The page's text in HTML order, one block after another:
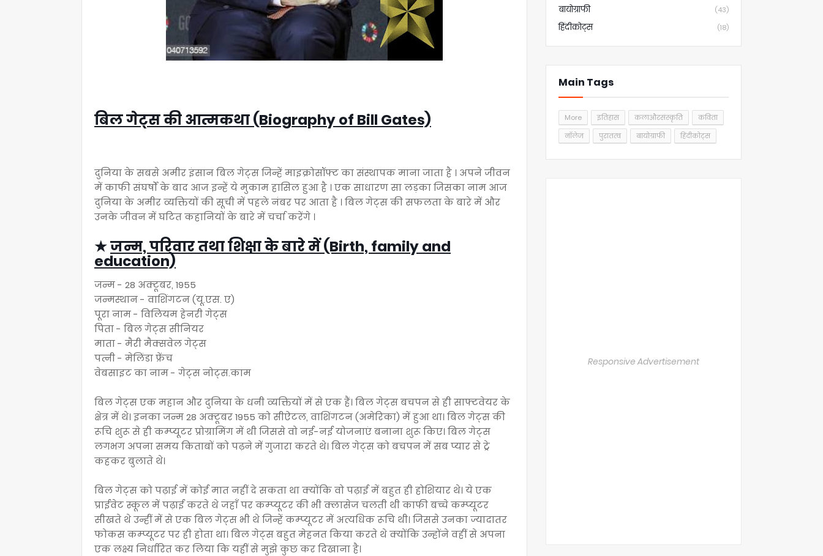
बिल गेट्स की आत्मकथा (Biography of Bill Gates)
दुनिया के सबसे अमीर इंसान बिल गेट्स जिन्हें माइक्रोसॉफ्ट का संस्थापक माना जाता है । अपने जीवन
में काफी संघर्षों के बाद आज इन्हें ये मुकाम हासिल हुआ है । एक साधारण सा लड़का जिसका नाम आज
दुनिया के अमीर व्यक्तियों की सूची में पहले नंबर पर आता है । बिल गेट्स की सफलता के बारे में और
उनके जीवन में घटित कहानियों के बारे में चर्चा करेंगे ।
★जन्म, परिवार तथा शिक्षा के बारे में (Birth, family and
education)
जन्म - 28 अक्टूबर, 1955
जन्मस्थान - वाशिंगटन (यू.एस. ए)
पूरा नाम - विलियम हेनरी गेट्स
पिता - बिल गेट्स सीनियर
माता - मैरी मैक्सवेल गेट्स
पत्नी - मेलिंडा फ्रेंच
वेबसाइट का नाम - गेट्स नोट्स.काम
बिल गेट्स एक महान और दुनिया के धनी व्यक्तियों में से एक हैं। बिल गेट्स बचपन से ही साफ्टवेयर के
क्षेत्र में थे। इनका जन्म 28 अक्टूबर 1955 को सीऐटल, वाशिंगटन (अमेरिका) में हुआ था। बिल गेट्स की
रूचि शुरू से ही कम्प्यूटर प्रोग्रामिंग में थी जिससे वो नई-नई योजनाएं बनाना शुरू किए। बिल गेट्स
लगभग अपना समय किताबों को पढ़ने में गुजारा करते थे। बिल गेट्स को बचपन में सब प्यार से ट्रे
कहकर बुलाते थे।
बिल गेट्स को पढ़ाई में कोई मात नहीं दे सकता था क्योंकि वो पढ़ाई में बहुत ही होशियार थे। ये एक
प्राईवेट स्कूल में पढ़ाई करते थे जहाँ पर कम्प्यूटर की भी क्लासेज चलती थी काफी बच्चे कम्प्यूटर
सीखते थे उन्हीं में से एक बिल गेट्स भी थे जिन्हें कम्प्यूटर में अत्यधिक रूचि थी। जिससे उनका ज्यादातर
फोकस कम्प्यूटर पर ही होता था। बिल गेट्स बहुत मेहनत किया करते थे क्योंकि उन्होंने वहीं से अपना
एक लक्ष्य निर्धारित कर लिया कि यहीं से मुझे कुछ कर दिखाना है।
बायोग्राफी (43)
हिंदीकोट्स (18)
Main Tags
More इतिहास कलाऔरसंस्कृति
कविता
नॉलेज
पुरातत्व बायोग्राफी हिंदीकोट्स
Responsive Advertisement